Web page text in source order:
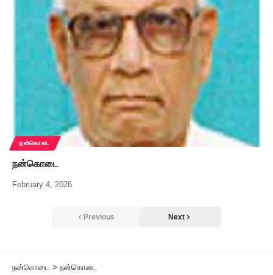
நன்கொடை
நன்கொடை
February 4, 2026
Previous Next
நன்கொடை > நன்கொடை